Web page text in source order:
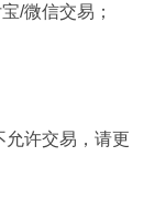
/微信交易；
许交易，请更